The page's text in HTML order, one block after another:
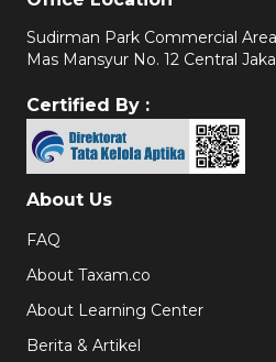
Sudirman Park Commercial Area
Mas Mansyur No. 12 Central
Certified By :
About Us
FAQ
About Taxam.co
About Learning Center
Berita & Artikel